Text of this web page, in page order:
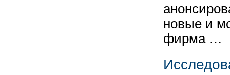
новые и
фирма …